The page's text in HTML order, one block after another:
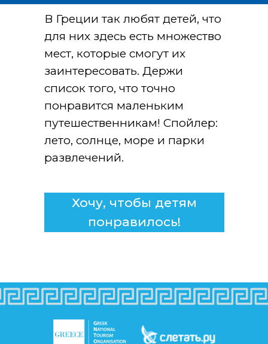
В Греции так любят детей, что
для них здесь есть множество
мест, которые смогут их
заинтересовать. Держи
список того, что точно
понравится маленьким
путешественникам! Спойлер:
лето, солнце, море и парки
развлечений.
Хочу, чтобы детям
понравилось!